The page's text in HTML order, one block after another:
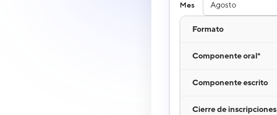
Mes
Formato
Componente oral*
Componente escrito
Cierre de inscripciones